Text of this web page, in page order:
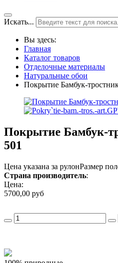
Искать...
Вы здесь:
Главная
Каталог товаров
Отделочные материалы
Натуральные обои
Покрытие Бамбук-
Покрытие Бамбук-
501
Цена указана за рулонРазмер
Страна производитель:
Цена:
5700,00 руб